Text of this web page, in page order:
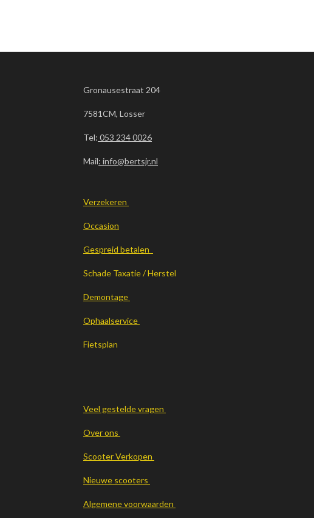
Gronausestraat 204
7581CM, Losser
Tel: 053 234 0026
Mail: info@bertsjr.nl
Verzekeren
Occasion
Gespreid betalen
Schade Taxatie / Herstel
Demontage
Ophaalservice
Fietsplan
Veel gestelde vragen
Over ons
Scooter Verkopen
Nieuwe scooters
Algemene voorwaarden